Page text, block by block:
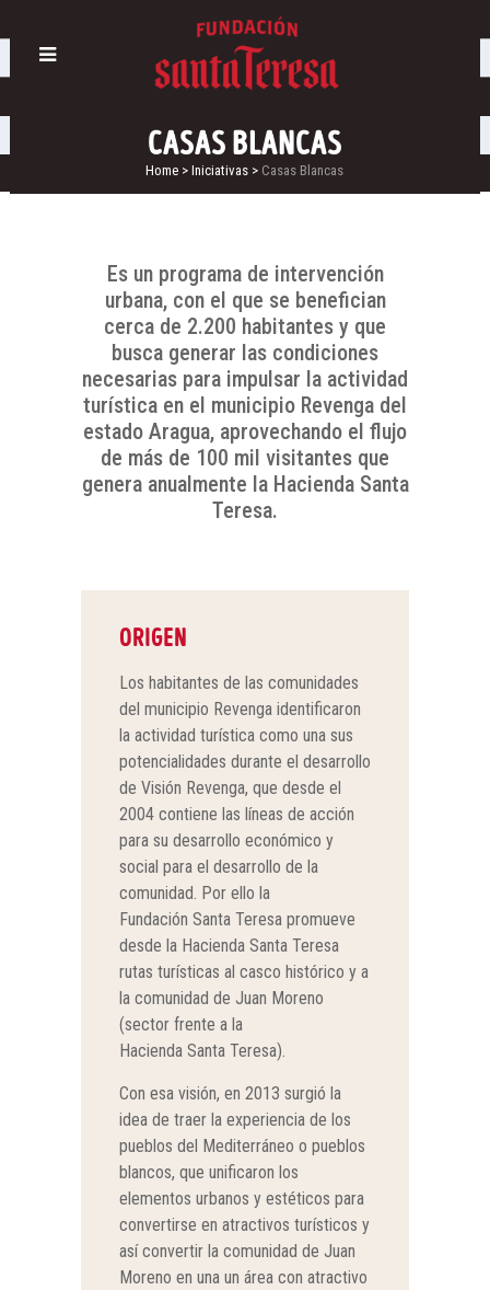
CASAS BLANCAS
Home >Iniciativas > Casas Blancas
Es un programa de intervención
urbana, con el que se benefician
cerca de 2.200 habitantes y que
busca generar las condiciones
necesarias para impulsar la actividad
turística en el municipio Revenga del
estado Aragua, aprovechando el flujo
de más de 100 mil visitantes que
genera anualmente la Hacienda Santa
Teresa.
ORIGEN
Los habitantes de las comunidades
del municipio Revenga identificaron
la actividad turística como una sus
potencialidades durante el desarrollo
de Visión Revenga, que desde el
2004 contiene las líneas de acción
para su desarrollo económico y
social para el desarrollo de la
comunidad. Por ello la
Fundación Santa Teresa promueve
desde la Hacienda Santa Teresa
rutas turísticas al casco histórico y a
la comunidad de Juan Moreno
(sector frente a la
Hacienda Santa Teresa).
Con esa visión, en 2013 surgió la
idea de traer la experiencia de los
pueblos del Mediterráneo o pueblos
blancos, que unificaron los
elementos urbanos y estéticos para
convertirse en atractivos turísticos y
así convertir la comunidad de Juan
Moreno en una un área con atractivo